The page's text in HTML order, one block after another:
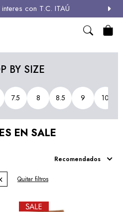
con T.C. ITAÚ
BY SIZE
7.5 8 8.5 9 10
EN SALE
Recomendados
Quitar filtros
MI CUENTA